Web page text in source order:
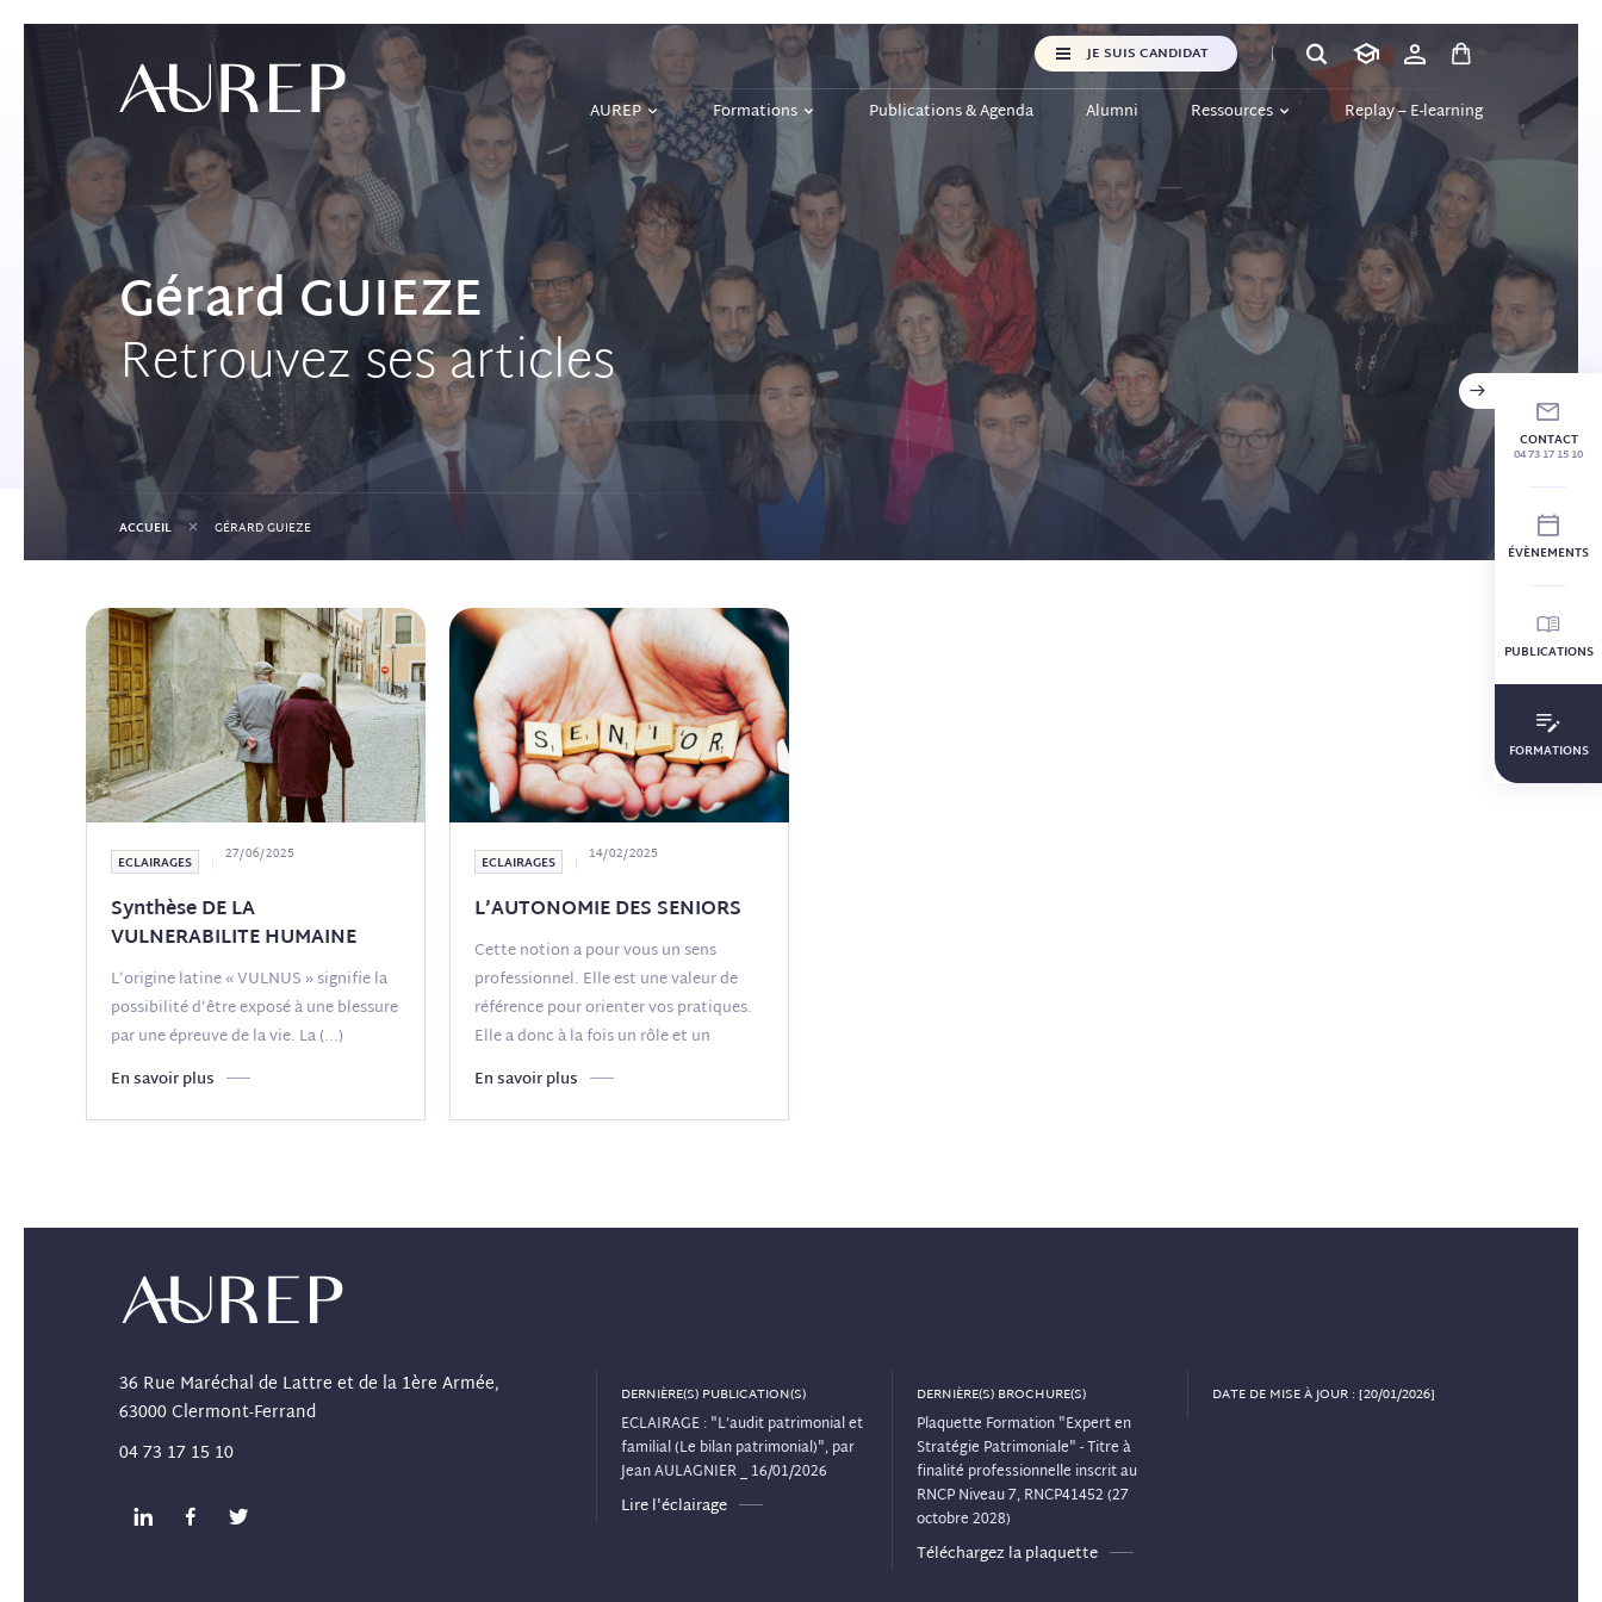
CONTACT
04 73 17 15 10
ÉVÈNEMENTS
PUBLICATIONS
FORMATIONS
JE SUIS CANDIDAT
AUREP Formations Publications & Agenda Alumni Ressources Replay – E-learning
Gérard GUIEZE
Retrouvez ses articles
ACCUEIL+ GÉRARD GUIEZE
ECLAIRAGES 27/06/2025
Synthèse DE LA
VULNERABILITE HUMAINE
L’origine latine « VULNUS » signifie la
possibilité d’être exposé à une blessure
par une épreuve de la vie. La(...)
En savoir plus
ECLAIRAGES 14/02/2025
L’AUTONOMIE DES SENIORS
Cette notion a pour vous un sens
professionnel. Elle est une valeur de
référence pour orienter vos pratiques.
Elle a donc à la fois un rôle et un
statut.
(...)
En savoir plus
36 Rue Maréchal de Lattre et de la 1ère Armée,
63000 Clermont-Ferrand
04 73 17 15 10
DERNIÈRE(S) PUBLICATION(S)
ECLAIRAGE : "L’audit patrimonial et
familial (Le bilan patrimonial)", par
Jean AULAGNIER _ 16/01/2026
Lire l'éclairage
DERNIÈRE(S) BROCHURE(S)
Plaquette Formation "Expert en
Stratégie Patrimoniale" - Titre à
finalité professionnelle inscrit au
RNCP Niveau 7, RNCP41452 (27
octobre 2028)
Téléchargez la plaquette
DATE DE MISE À JOUR : [20/01/2026]